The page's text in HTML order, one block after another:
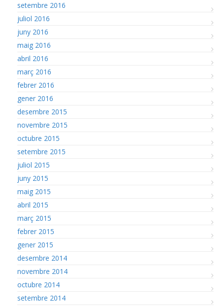
setembre 2016
juliol 2016
juny 2016
maig 2016
abril 2016
març 2016
febrer 2016
gener 2016
desembre 2015
novembre 2015
octubre 2015
setembre 2015
juliol 2015
juny 2015
maig 2015
abril 2015
març 2015
febrer 2015
gener 2015
desembre 2014
novembre 2014
octubre 2014
setembre 2014